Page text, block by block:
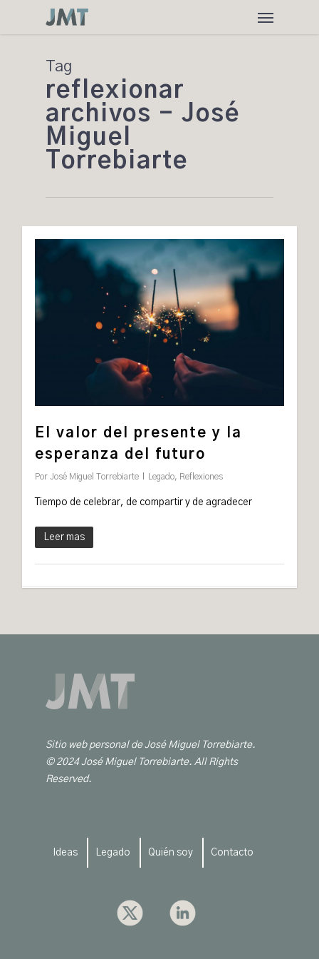
Tag
reflexionar
archivos - José
Miguel
Torrebiarte
El valor del presente y la
esperanza del futuro
Por José Miguel Torrebiarte Legado, Reflexiones
Tiempo de celebrar, de compartir y de agradecer
Leer mas
Sitio web personal de José Miguel Torrebiarte.
© 2024 José Miguel Torrebiarte. All Rights
Reserved.
Ideas Legado Quién soy Contacto